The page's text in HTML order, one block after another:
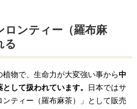
ロンティー（羅布麻
る
物で、生命力が大変強い事から中
して扱われています。
日本ではサ
ティー（羅布麻茶）」として販売